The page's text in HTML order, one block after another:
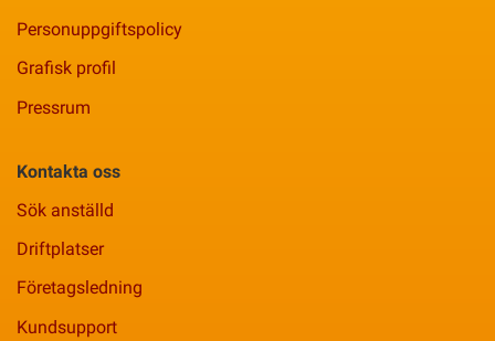
Personuppgiftspolicy
Grafisk profil
Pressrum
Kontakta oss
Sök anställd
Driftplatser
Företagsledning
Kundsupport